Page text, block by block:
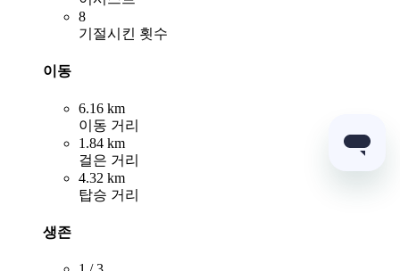
8
기절시킨 횟수
이동
6.16 km
이동 거리
1.84 km
걸은 거리
4.32 km
탑승 거리
생존